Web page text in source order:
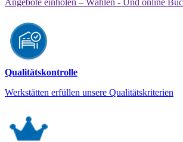
Qualitätskontrolle
Werkstätten erfüllen unsere Qualitätskriterien